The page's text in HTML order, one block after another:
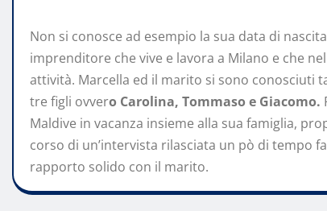
Non si conosce ad esempio la sua data di
imprenditore che vive e lavora a Milano e che
attività. Marcella ed il marito si sono conosciuti
tre figli ovvero Carolina, Tommaso e Giacomo.
Maldive in vacanza insieme alla sua famiglia,
corso di un’intervista rilasciata un pò di tempo
rapporto solido con il marito.